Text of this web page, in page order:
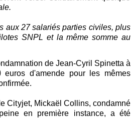
aux 27 salariés parties civiles, plus
SNPL et la même somme au
de Jean-Cyril Spinetta à
euros d'amende pour les mêmes
Cityjet, Mickaël Collins, condamné
en première instance, a été